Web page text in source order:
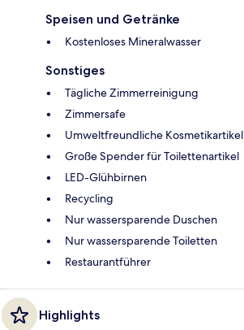
Speisen und Getränke
Kostenloses Mineralwasser
Sonstiges
Tägliche Zimmerreinigung
Zimmersafe
Umweltfreundliche Kosmetikartikel
Große Spender für Toilettenartikel
LED-Glühbirnen
Recycling
Nur wassersparende Duschen
Nur wassersparende Toiletten
Restaurantführer
Highlights